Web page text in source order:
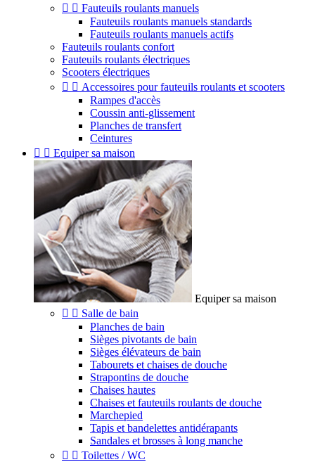
  Fauteuils roulants manuels
Fauteuils roulants manuels standards
Fauteuils roulants manuels actifs
Fauteuils roulants confort
Fauteuils roulants électriques
Scooters électriques
  Accessoires pour fauteuils roulants et scooters
Rampes d'accès
Coussin anti-glissement
Planches de transfert
Ceintures
  Equiper sa maison
Equiper sa maison
  Salle de bain
Planches de bain
Sièges pivotants de bain
Sièges élévateurs de bain
Tabourets et chaises de douche
Strapontins de douche
Chaises hautes
Chaises et fauteuils roulants de douche
Marchepied
Tapis et bandelettes antidérapants
Sandales et brosses à long manche
  Toilettes / WC